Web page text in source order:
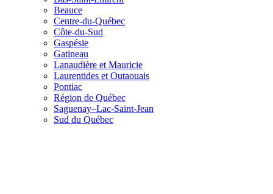
Beauce
Centre-du-Québec
Côte-du-Sud
Gaspésie
Gatineau
Lanaudière et Mauricie
Laurentides et Outaouais
Pontiac
Région de Québec
Saguenay–Lac-Saint-Jean
Sud du Québec